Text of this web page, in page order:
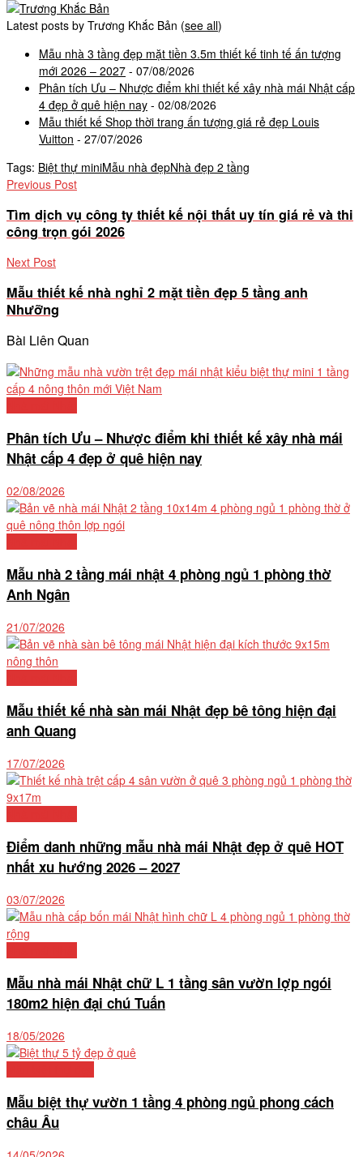
Latest posts by Trương Khắc Bản (see all)
Mẫu nhà 3 tầng đẹp mặt tiền 3.5m thiết kế tinh tế ấn tượng
mới 2026 – 2027 - 07/08/2026
Phân tích Ưu – Nhược điểm khi thiết kế xây nhà mái Nhật cấp
4 đẹp ở quê hiện nay - 02/08/2026
Mẫu thiết kế Shop thời trang ấn tượng giá rẻ đẹp Louis
Vuitton - 27/07/2026
Tags: Biệt thự miniMẫu nhà đẹpNhà đẹp 2 tầng
Previous Post
Tìm dịch vụ công ty thiết kế nội thất uy tín giá rẻ và thi
công trọn gói 2026
Next Post
Mẫu thiết kế nhà nghỉ 2 mặt tiền đẹp 5 tầng anh
Nhưỡng
Bài Liên Quan
Phân tích Ưu – Nhược điểm khi thiết kế xây nhà mái
Nhật cấp 4 đẹp ở quê hiện nay
02/08/2026
Mẫu nhà 2 tầng mái nhật 4 phòng ngủ 1 phòng thờ
Anh Ngân
21/07/2026
Mẫu thiết kế nhà sàn mái Nhật đẹp bê tông hiện đại
anh Quang
17/07/2026
Điểm danh những mẫu nhà mái Nhật đẹp ở quê HOT
nhất xu hướng 2026 – 2027
03/07/2026
Mẫu nhà mái Nhật chữ L 1 tầng sân vườn lợp ngói
180m2 hiện đại chú Tuấn
18/05/2026
Mẫu biệt thự vườn 1 tầng 4 phòng ngủ phong cách
châu Âu